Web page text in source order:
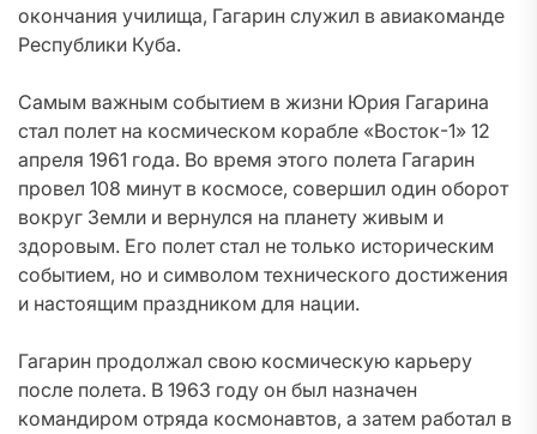
окончания училища, Гагарин служил в авиакоманде
Республики Куба.
Самым важным событием в жизни Юрия Гагарина
стал полет на космическом корабле «Восток-1» 12
апреля 1961 года. Во время этого полета Гагарин
провел 108 минут в космосе, совершил один оборот
вокруг Земли и вернулся на планету живым и
здоровым. Его полет стал не только историческим
событием, но и символом технического достижения
и настоящим праздником для нации.
Гагарин продолжал свою космическую карьеру
после полета. В 1963 году он был назначен
командиром отряда космонавтов, а затем работал в